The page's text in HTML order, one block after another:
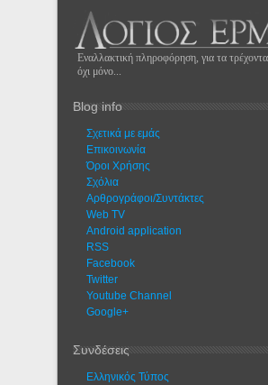
Εναλλακτική πληροφόρηση, για τα τρέχοντα
όχι μόνο...
Blog info
Σχετικά με εμάς
Eπικοινωνία
Όροι Χρήσης
Σχόλια
Αρθρογράφοι/Συντάκτες
Web TV
Android application
RSS
Facebook
Twitter
Youtube Channel
Google+
Συνδέσεις
Ελληνικός Τύπος